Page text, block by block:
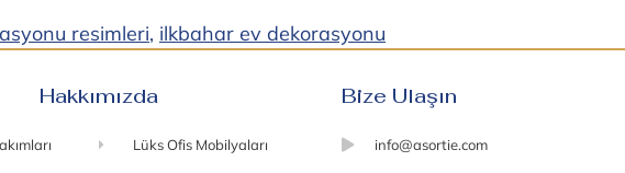
resimleri, ilkbahar ev dekorasyonu
Hakkımızda
Lüks Ofis Mobilyaları
Bize Ulaşın
info@asortie.com